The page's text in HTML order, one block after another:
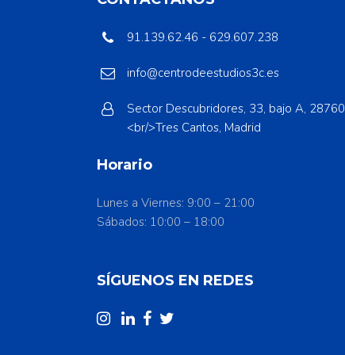
91.139.62.46 - 629.607.238
info@centrodeestudios3c.es
Sector Descubridores, 33, bajo A, 28760
<br/>Tres Cantos, Madrid
Horario
Lunes a Viernes: 9:00 – 21:00
Sábados: 10:00 – 18:00
SÍGUENOS EN REDES